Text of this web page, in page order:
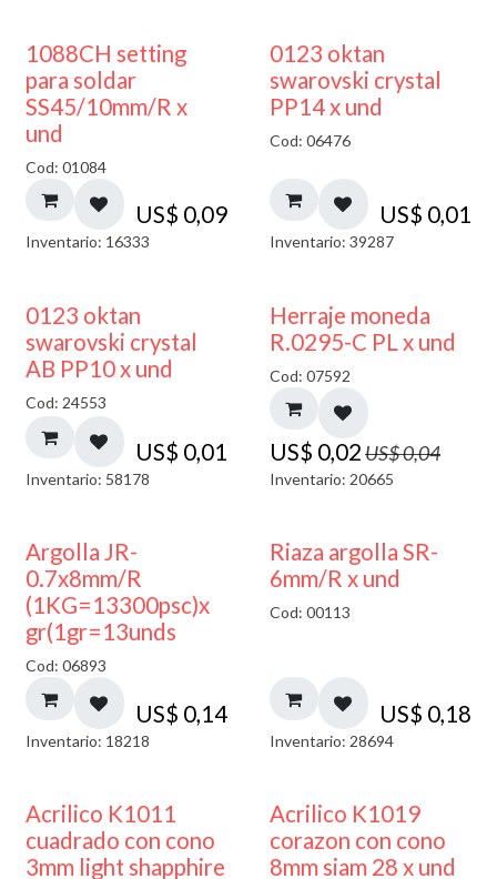
1088CH setting
para soldar
SS45/10mm/R x
und
Cod: 01084
US$ 0,09
Inventario: 16333
0123 oktan
swarovski crystal
PP14 x und
Cod: 06476
US$ 0,01
Inventario: 39287
0123 oktan
swarovski crystal
AB PP10 x und
Cod: 24553
US$ 0,01
Inventario: 58178
50% DESCUENTO
Herraje moneda
R.0295-C PL x und
Cod: 07592
US$ 0,02US$0,04
Inventario: 20665
Argolla JR-
0.7x8mm/R
(1KG=13300psc)x
gr(1gr=13unds
Cod: 06893
US$ 0,14
Inventario: 18218
Riaza argolla SR-
6mm/R x und
Cod: 00113
US$ 0,18
Inventario: 28694
Acrilico K1011
cuadrado con cono
3mm light shapphire
Acrilico K1019
corazon con cono
8mm siam 28 x und